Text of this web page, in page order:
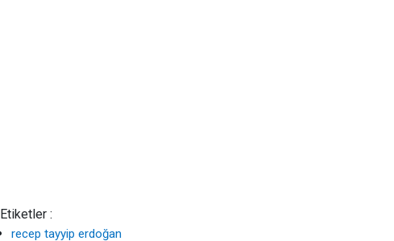
Etiketler :
recep tayyip erdoğan